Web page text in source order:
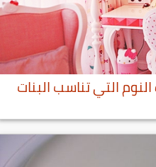
التي تناسب البنات